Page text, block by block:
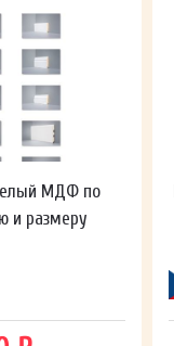
МДФ по
и размеру